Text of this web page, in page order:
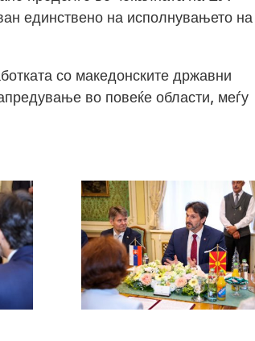
единствено на исполнувањето на
со македонските државни
во повеќе области, меѓу